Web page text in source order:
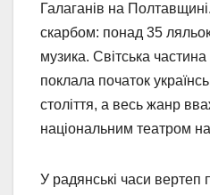
Галаганів на
скарбом: понад 35
музика. Світська
поклала початок
століття, а весь жанр
національним театром
У радянські часи вертеп